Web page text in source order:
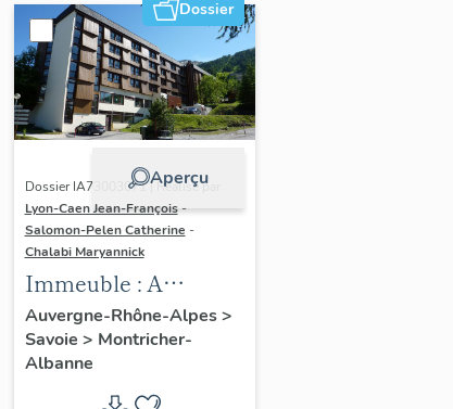
Dossier
Aperçu
Dossier IA73003071 | Réalisé par
Lyon-Caen Jean-François -
Salomon-Pelen Catherine -
Chalabi Maryannick
Immeuble : A
Renouveau Porte
Brune, bâtiment A
(nord)
Auvergne-Rhône-Alpes>
Savoie > Montricher-
Albanne